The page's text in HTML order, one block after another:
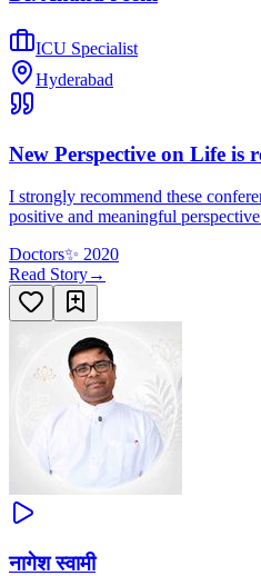
ICU Specialist
Hyderabad
New Perspective on Life is
I strongly recommend these
positive and meaningful
Doctors✨ 2020
Read Story→
नागेश स्वामी